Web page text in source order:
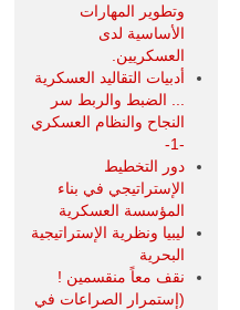
وتطوير المهارات
الأساسية لدى
العسكريين.
أدبيات التقاليد العسكرية
... الضبط والربط سر
النجاح والنظام العسكري
-1-
دور التخطيط
الإستراتيجي في بناء
المؤسسة العسكرية
ليبيا ونظرية الإستراتيجية
البحرية
نقف معاً منقسمين !
(إستمرار الصراعات في